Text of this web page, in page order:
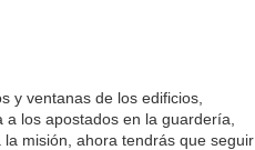
y ventanas de los edificios,
los apostados en la guardería,
misión, ahora tendrás que seguir